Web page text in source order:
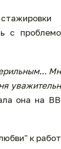
с
она на
к